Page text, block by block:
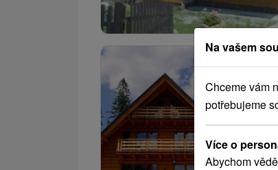
Na vašem
Chceme vám
potřebujeme
Více o
Abychom